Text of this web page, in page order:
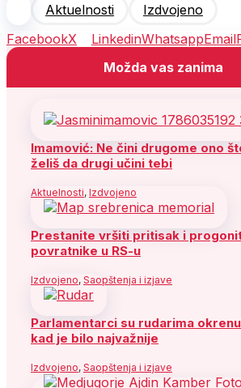
Aktuelnosti
Izdvojeno
FacebookX LinkedinWhatsappEmail
Možda vas zanima
Imamović: Ne čini drugome ono
želiš da drugi učini tebi
Aktuelnosti, Izdvojeno
Prestanite vršiti pritisak i
povratnike u RS-u
Izdvojeno, Saopštenja i izjave
Parlamentarci su rudarima
kad je bilo najvažnije
Izdvojeno, Saopštenja i izjave